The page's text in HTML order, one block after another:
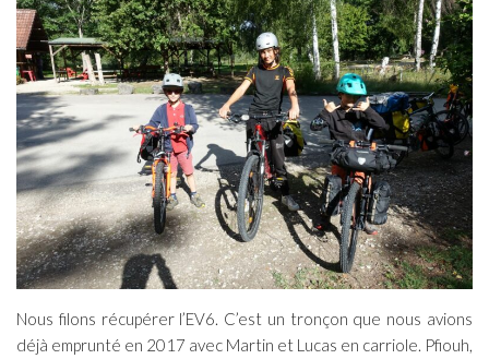
Nous filons récupérer l’EV6. C’est un tronçon que nous avions
déjà emprunté en 2017 avec Martin et Lucas en carriole. Pfiouh,